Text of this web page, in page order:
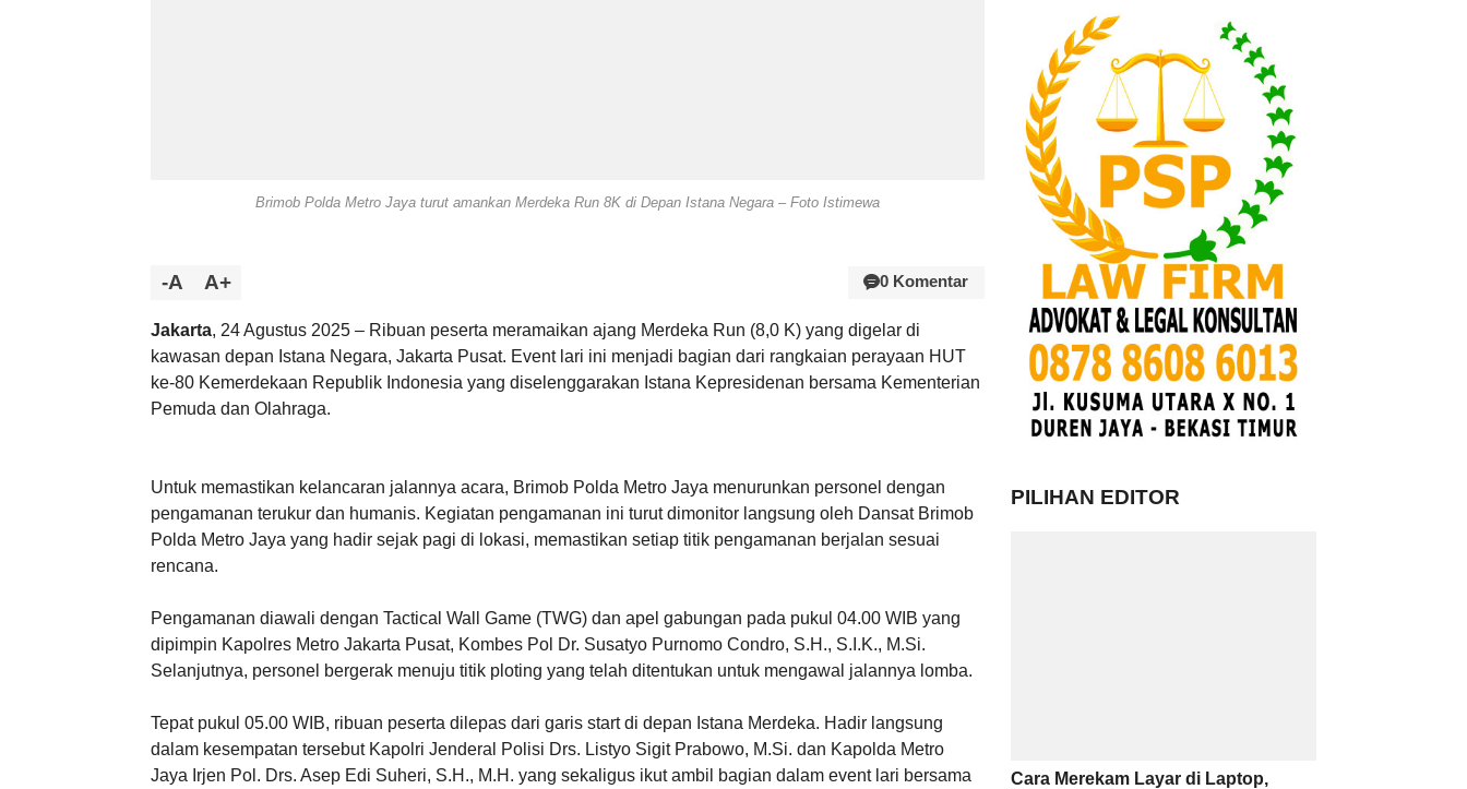
Brimob Polda Metro Jaya turut amankan Merdeka Run 8K di Depan Istana Negara – Foto Istimewa
-A A+ 0 Komentar
Jakarta, 24 Agustus 2025 – Ribuan peserta meramaikan ajang Merdeka Run (8,0 K) yang digelar di
kawasan depan Istana Negara, Jakarta Pusat. Event lari ini menjadi bagian dari rangkaian perayaan HUT
ke-80 Kemerdekaan Republik Indonesia yang diselenggarakan Istana Kepresidenan bersama Kementerian
Pemuda dan Olahraga.
Untuk memastikan kelancaran jalannya acara, Brimob Polda Metro Jaya menurunkan personel dengan
pengamanan terukur dan humanis. Kegiatan pengamanan ini turut dimonitor langsung oleh Dansat Brimob
Polda Metro Jaya yang hadir sejak pagi di lokasi, memastikan setiap titik pengamanan berjalan sesuai
rencana.
Pengamanan diawali dengan Tactical Wall Game (TWG) dan apel gabungan pada pukul 04.00 WIB yang
dipimpin Kapolres Metro Jakarta Pusat, Kombes Pol Dr. Susatyo Purnomo Condro, S.H., S.I.K., M.Si.
Selanjutnya, personel bergerak menuju titik ploting yang telah ditentukan untuk mengawal jalannya lomba.
Tepat pukul 05.00 WIB, ribuan peserta dilepas dari garis start di depan Istana Merdeka. Hadir langsung
dalam kesempatan tersebut Kapolri Jenderal Polisi Drs. Listyo Sigit Prabowo, M.Si. dan Kapolda Metro
Jaya Irjen Pol. Drs. Asep Edi Suheri, S.H., M.H. yang sekaligus ikut ambil bagian dalam event lari bersama
PILIHAN EDITOR
Cara Merekam Layar di Laptop,